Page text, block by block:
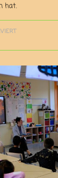
hat.